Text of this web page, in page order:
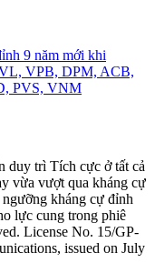
9 năm mới khi
VPB, DPM, ACB,
PVS, VNM
duy trì Tích cực ở tất cả
vừa vượt qua kháng cự
kháng cự đỉnh
lực cung trong phiê
License No. 15/GP-
issued on July